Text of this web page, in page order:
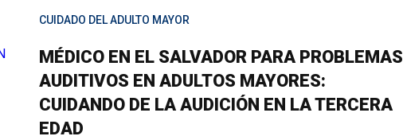
CUIDADO DEL ADULTO MAYOR
MÉDICO EN EL SALVADOR PARA PROBLEMAS
AUDITIVOS EN ADULTOS MAYORES:
CUIDANDO DE LA AUDICIÓN EN LA TERCERA
EDAD